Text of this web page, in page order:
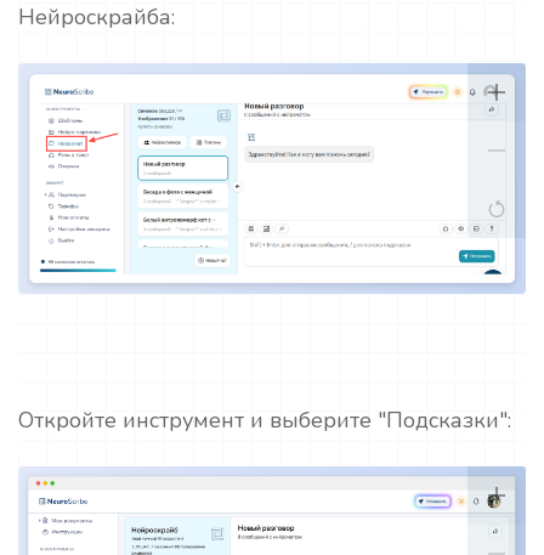
Нейроскрайба:
Откройте инструмент и выберите "Подсказки":